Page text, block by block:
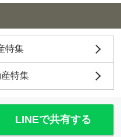
特集
特集
LINEで共有する